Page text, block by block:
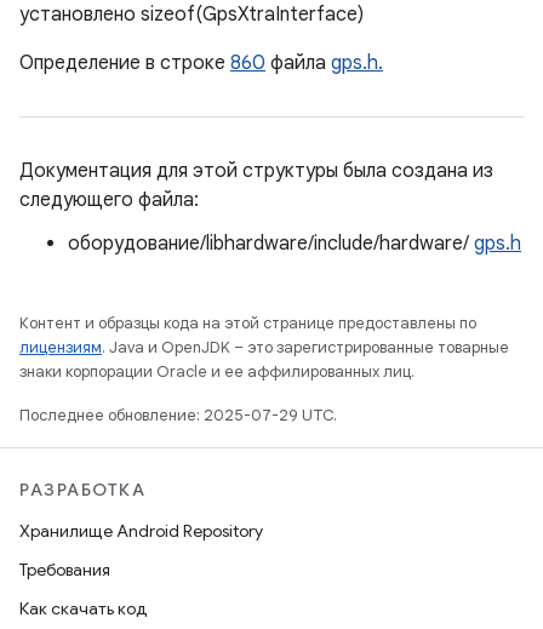
установлено sizeof(GpsXtraInterface)
Определение в строке 860 файла gps.h.
Документация для этой структуры была создана из
следующего файла:
оборудование/libhardware/include/hardware/ gps.h
Контент и образцы кода на этой странице предоставлены по
лицензиям. Java и OpenJDK – это зарегистрированные товарные
знаки корпорации Oracle и ее аффилированных лиц.
Последнее обновление: 2025-07-29 UTC.
РАЗРАБОТКА
Хранилище Android Repository
Требования
Как скачать код